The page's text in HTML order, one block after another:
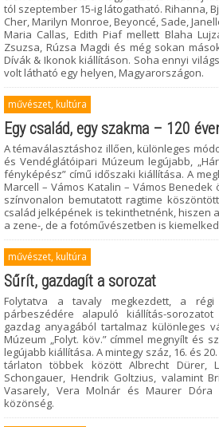
tól szeptember 15-ig látogatható. Rihanna,
Cher, Marilyn Monroe, Beyoncé, Sade,
Maria Callas, Edith Piaf mellett Blaha
Zsuzsa, Rúzsa Magdi és még sokan
Dívák & Ikonok kiállításon. Soha ennyi
volt látható egy helyen, Magyarországon.
művészet, kultúra
Egy család, egy szakma – 120
A témaválasztáshoz illően, különleges
és Vendéglátóipari Múzeum legújabb,
fényképész” című időszaki kiállítása. A
Marcell – Vámos Katalin – Vámos
színvonalon bemutatott ragtime
család jelképének is tekinthetnénk, hiszen
a zene-, de a fotóművészetben is
művészet, kultúra
Sűrít, gazdagít a sorozat
Folytatva a tavaly megkezdett, a
párbeszédére alapuló kiállítás-
gazdag anyagából tartalmaz különleges
Múzeum „Folyt. köv.” címmel megnyílt és
legújabb kiállítása. A mintegy száz, 16. és
tárlaton többek között Albrecht Dürer,
Schongauer, Hendrik Goltzius, valamint
Vasarely, Vera Molnár és Maurer Dóra
közönség.